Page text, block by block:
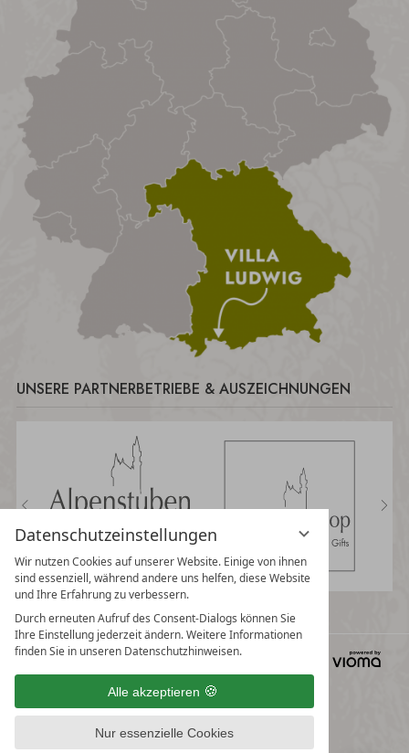
Datenschutzeinstellungen
Wir nutzen Cookies auf unserer Website. Einige von ihnen
sind essenziell, während andere uns helfen, diese Website
und Ihre Erfahrung zu verbessern.
Durch erneuten Aufruf des Consent-Dialogs können Sie
Ihre Einstellung jederzeit ändern. Weitere Informationen
finden Sie in unseren Datenschutzhinweisen.
Alle akzeptieren
Nur essenzielle Cookies
UNSERE PARTNERBETRIEBE & AUSZEICHNUNGEN
AGB